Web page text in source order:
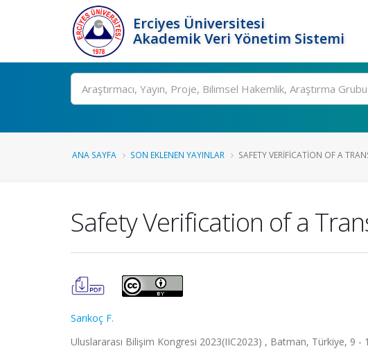
Erciyes Üniversitesi
Akademik Veri Yönetim Sistemi
Ara
ANA SAYFA SON EKLENEN YAYINLAR SAFETY VERIFICATION OF A
Safety Verification of a
Sarıkoç F.
Uluslararası Bilişim Kongresi 2023(IIC2023) , Batman, Türkiye, 9